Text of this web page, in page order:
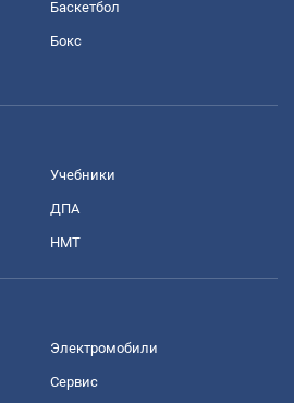
Баскетбол
Бокс
Учебники
ДПА
НМТ
Электромобили
Сервис